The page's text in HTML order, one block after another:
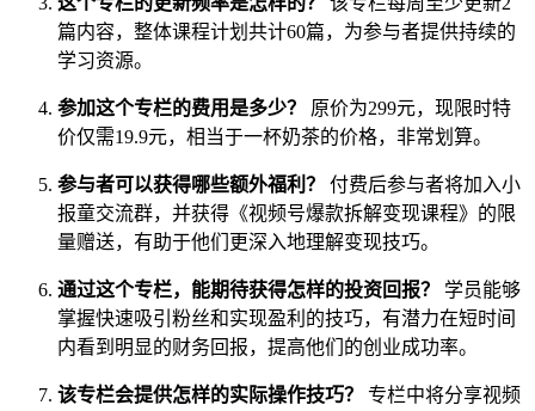
篇内容，整体课程计划共计60篇，为参与者提供持续的
学习资源。
参加这个专栏的费用是多少？
原价为299元，现限时特
价仅需19.9元，相当于一杯奶茶的价格，非常划算。
参与者可以获得哪些额外福利？
付费后参与者将加入小
报童交流群，并获得《视频号爆款拆解变现课程》的限
量赠送，有助于他们更深入地理解变现技巧。
通过这个专栏，能期待获得怎样的投资回报？
学员能够
掌握快速吸引粉丝和实现盈利的技巧，有潜力在短时间
内看到明显的财务回报，提高他们的创业成功率。
该专栏会提供怎样的实际操作技巧？
专栏中将分享视频